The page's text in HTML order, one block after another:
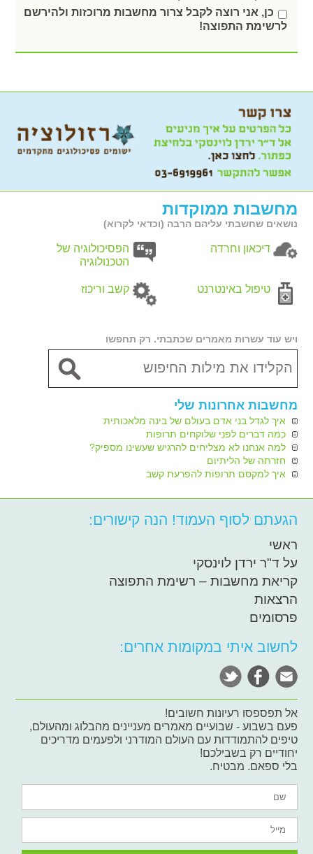
כן, אני רוצה לקבל צרור מחשבות מרוכזות ולהירשם
לרשימת התפוצה!
מחשבות ממוקדות
נושאים שחשבתי עליהם הרבה (וכדאי לקרוא)
דיכאון וחרדה
הפסיכולוגיה של
הטכנולוגיה
טיפול באינטרנט קשב וריכוז
ויש עוד עשרות מאמרים שכתבתי. רק תחפשו
מחשבות אחרונות שלי
איך לגדל בני אדם בעולם של בינה מלאכותית
כמה דברים לפני שלוקחים תרופות
למה אנחנו לא מצליחים להרגיש שעשינו מספיק?
חזרתה של הליתיום
איך למקסם תרופות להפרעת קשב
הגעתם לסוף העמוד! הנה קישורים:
ראשי
על ד"ר ירדן לוינסקי
קריאת מחשבות – רשימת התפוצה
הרצאות
פרסומים
לחשוב איתי במקומות אחרים:
אל תפספסו רעיונות חשובים!
פעם בשבוע - שבועיים מאמרים מעניינים מהבלוג ומהעולם,
טיפים להתמודדות עם העולם המודרני ולפעמים מדריכים
יחודיים רק בשבילכם!
בלי ספאם. מבטיח.